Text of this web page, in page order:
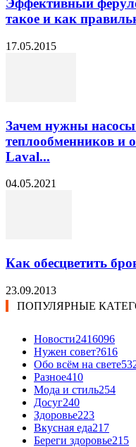
Эффективный
такое и как
17.05.2015
Зачем нужны
теплообменников и
Laval...
04.05.2021
Как обесцветить
23.09.2013
ПОПУЛЯРНЫЕ
Новости2416096
Нужен совет?616
Обо всём на свете
Разное410
Мода и стиль254
Досуг240
Здоровье223
Вкусная еда217
Береги здоровье215